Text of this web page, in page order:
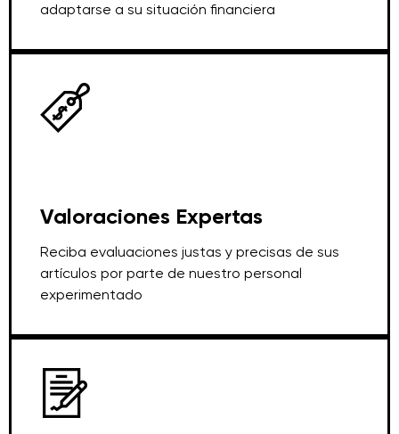
adaptarse a su situación financiera
Valoraciones Expertas
Reciba evaluaciones justas y precisas de sus
artículos por parte de nuestro personal
experimentado